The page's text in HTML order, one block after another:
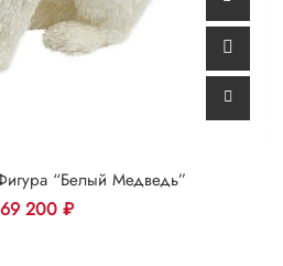
“Белый Медведь”
69 200 ₽